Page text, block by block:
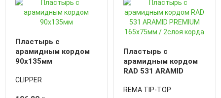
Пластырь с
арамидным кордом
90x135мм
CLIPPER
Пластырь с
арамидным кордом
RAD 531 ARAMID
2слоя корда
REMA TIP-TOP